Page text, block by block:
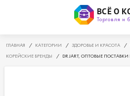
ВСЁ О
Торговля и
ГЛАВНАЯ / КАТЕГОРИИ / ЗДОРОВЬЕ И КРАСОТА /
КОРЕЙСКИЕ БРЕНДЫ
/ DR JART, ОПТОВЫЕ